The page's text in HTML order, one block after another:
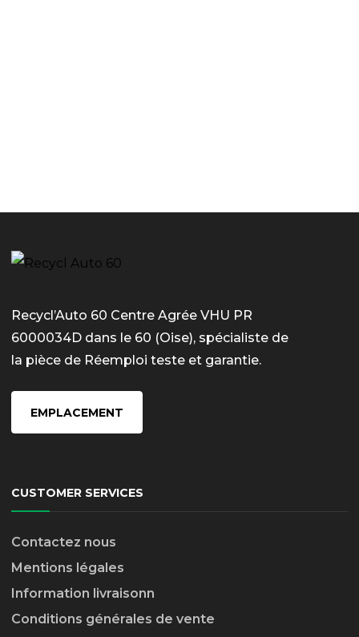
Recycl’Auto 60 Centre Agrée VHU PR
6000034D dans le 60 (Oise), spécialiste de
la pièce de Réemploi teste et garantie.
EMPLACEMENT
CUSTOMER SERVICES
Contactez nous
Mentions légales
Information livraisonn
Conditions générales de vente